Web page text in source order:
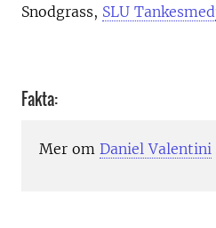
Snodgrass, SLU
Fakta:
Mer om Daniel Valentini